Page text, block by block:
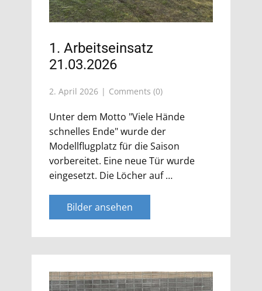
1. Arbeitseinsatz
21.03.2026
2. April 2026 Comments (0)
Unter dem Motto "Viele Hände
schnelles Ende" wurde der
Modellflugplatz für die Saison
vorbereitet. Eine neue Tür wurde
eingesetzt. Die Löcher auf …
Bilder ansehen